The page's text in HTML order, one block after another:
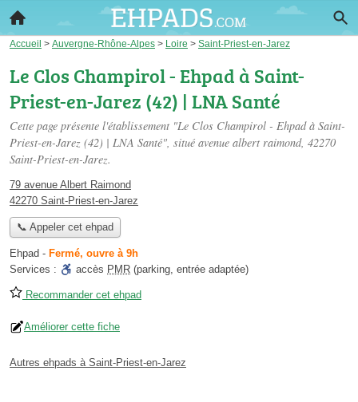
Accueil > Auvergne-Rhône-Alpes > Loire > Saint-Priest-en-Jarez
Le Clos Champirol - Ehpad à Saint-
Priest-en-Jarez (42) | LNA Santé
Cette page présente l'établissement "Le Clos Champirol - Ehpad à Saint-
Priest-en-Jarez (42) | LNA Santé", situé avenue albert raimond, 42270
Saint-Priest-en-Jarez.
79 avenue Albert Raimond
42270 Saint-Priest-en-Jarez
📞 Appeler cet ehpad
Ehpad - Fermé, ouvre à 9h
Services :
accès PMR (parking, entrée adaptée)
Recommander cet ehpad
Améliorer cette fiche
Autres ehpads à Saint-Priest-en-Jarez